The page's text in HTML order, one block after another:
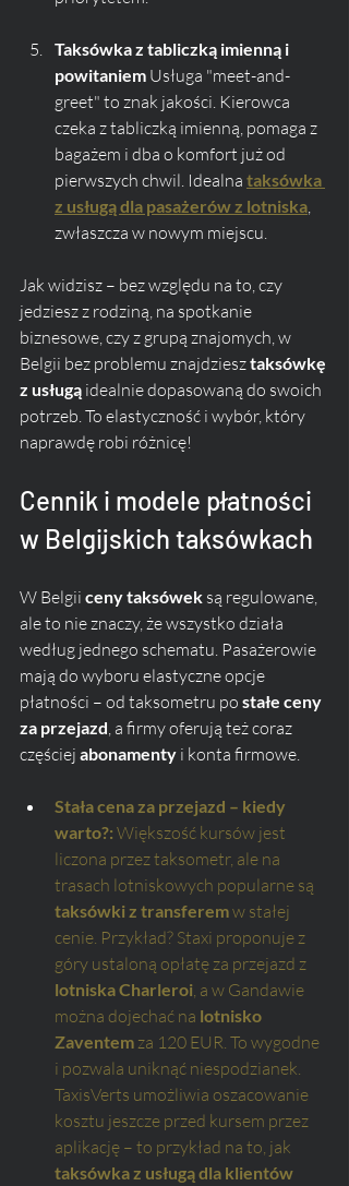
Taksówka z tabliczką imienną i
powitaniem Usługa "meet-and-
greet" to znak jakości. Kierowca
czeka z tabliczką imienną, pomaga z
bagażem i dba o komfort już od
pierwszych chwil. Idealna taksówka
z usługą dla pasażerów z lotniska,
zwłaszcza w nowym miejscu.
Jak widzisz – bez względu na to, czy
jedziesz z rodziną, na spotkanie
biznesowe, czy z grupą znajomych, w
Belgii bez problemu znajdziesz taksówkę
z usługą idealnie dopasowaną do swoich
potrzeb. To elastyczność i wybór, który
naprawdę robi różnicę!
Cennik i modele płatności
w Belgijskich taksówkach
W Belgii ceny taksówek są regulowane,
ale to nie znaczy, że wszystko działa
według jednego schematu. Pasażerowie
mają do wyboru elastyczne opcje
płatności – od taksometru po stałe ceny
za przejazd, a firmy oferują też coraz
częściej abonamenty i konta firmowe.
Stała cena za przejazd – kiedy
warto?: Większość kursów jest
liczona przez taksometr, ale na
trasach lotniskowych popularne są
taksówki z transferem w stałej
cenie. Przykład? Staxi proponuje z
góry ustaloną opłatę za przejazd z
lotniska Charleroi, a w Gandawie
można dojechać na lotnisko
Zaventem za 120 EUR. To wygodne
i pozwala uniknąć niespodzianek.
TaxisVerts umożliwia oszacowanie
kosztu jeszcze przed kursem przez
aplikację – to przykład na to, jak
taksówka z usługą dla klientów